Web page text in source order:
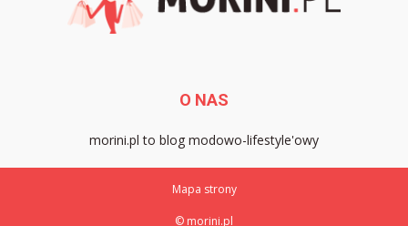
O NAS
morini.pl to blog modowo-lifestyle'owy
Mapa strony
© morini.pl